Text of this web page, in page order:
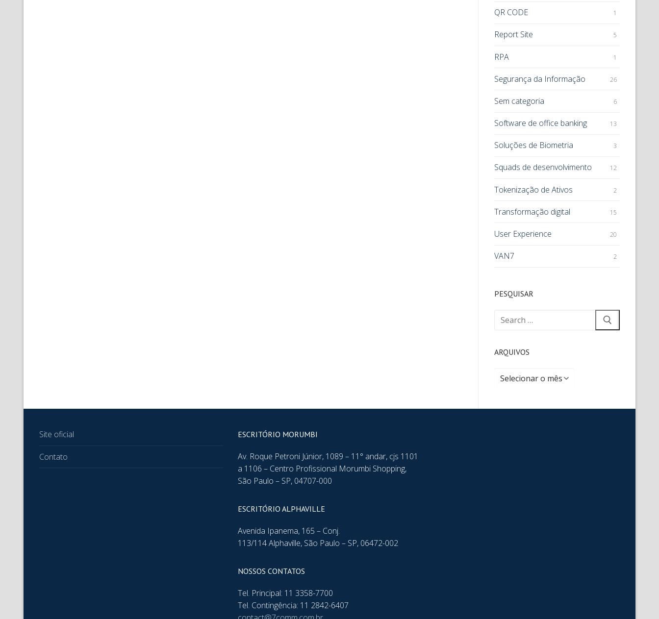
QR CODE 1
Report Site 5
RPA 1
Segurança da Informação 26
Sem categoria 6
Software de office banking 13
Soluções de Biometria 3
Squads de desenvolvimento 12
Tokenização de Ativos 2
Transformação digital 15
User Experience 20
VAN7 2
PESQUISAR
ARQUIVOS
Site oficial
Contato
ESCRITÓRIO MORUMBI
Av. Roque Petroni Júnior, 1089 – 11° andar, cjs 1101
a 1106 – Centro Profissional Morumbi Shopping,
São Paulo – SP, 04707-000
ESCRITÓRIO ALPHAVILLE
Avenida Ipanema, 165 – Conj.
113/114 Alphaville, São Paulo – SP, 06472-002
NOSSOS CONTATOS
Tel. Principal: 11 3358-7700
Tel. Contingência: 11 2842-6407